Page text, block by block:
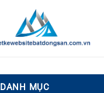
DANH MỤC